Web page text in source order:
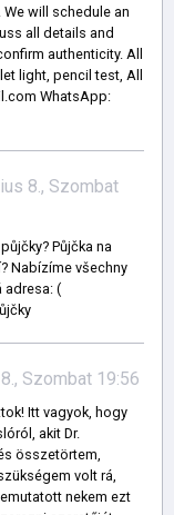
will schedule an
all details and
authenticity. All
light, pencil test, All
WhatsApp:
8., Szombat
Půjčka na
Nabízíme všechny
adresa: (
Szombat 19:56
Itt vagyok, hogy
akit Dr.
összetörtem,
volt rá,
nekem ezt